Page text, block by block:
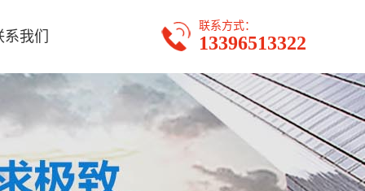
系我们
联系方式：
13396513322